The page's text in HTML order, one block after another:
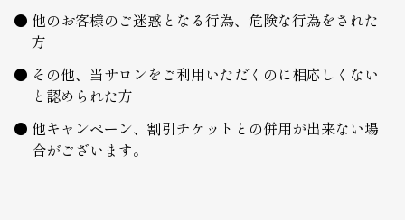
他のお客様のご迷惑となる行為、危険な行為をされた
方
その他、当サロンをご利用いただくのに相応しくない
と認められた方
他キャンペーン、割引チケットとの併用が出来ない場
合がございます。